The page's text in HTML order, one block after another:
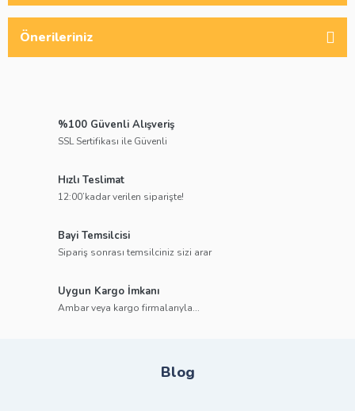
Önerileriniz
%100 Güvenli Alışveriş
SSL Sertifikası ile Güvenli
Hızlı Teslimat
12:00’kadar verilen siparişte!
Bayi Temsilcisi
Sipariş sonrası temsilciniz sizi arar
Uygun Kargo İmkanı
Ambar veya kargo firmalarıyla...
Blog